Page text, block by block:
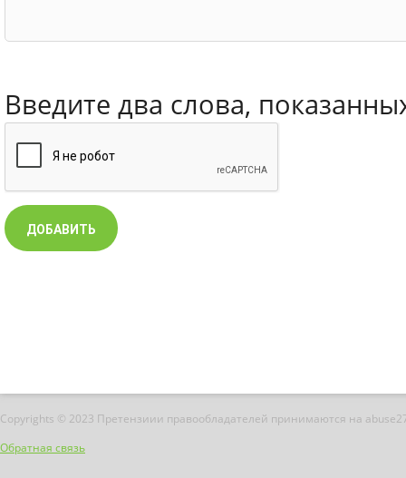
Введите два слова,
Copyrights © 2023 Претензиии правообладателей принимаются на
Обратная связь